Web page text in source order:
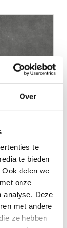
Over
te
te bieden
delen we
onze
analyse. Deze
met andere
ze hebben